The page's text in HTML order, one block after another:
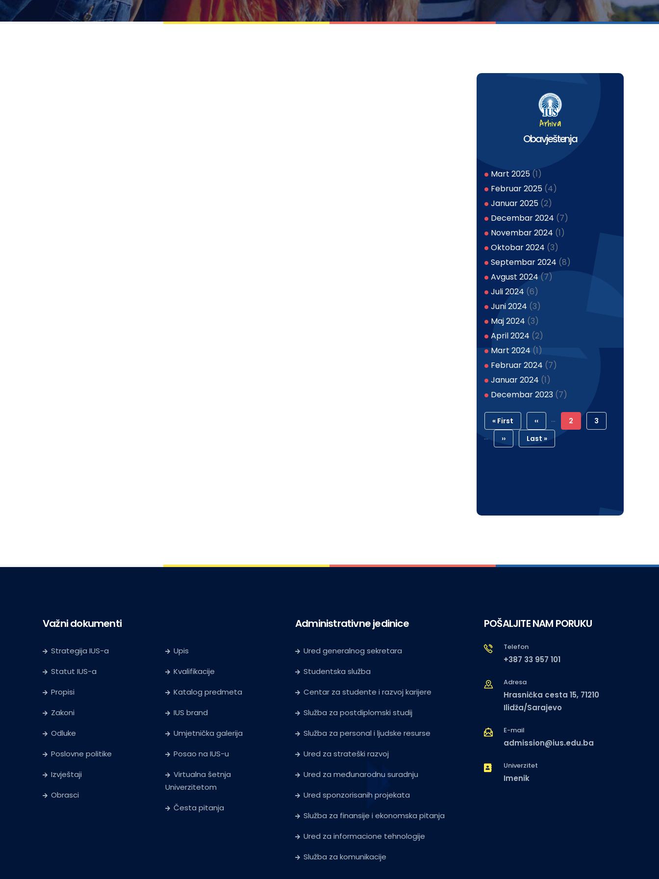
Arhiva
Obavještenja
Mart 2025 (1)
Februar 2025 (4)
Januar 2025 (2)
Decembar 2024 (7)
Novembar 2024 (1)
Oktobar 2024 (3)
Septembar 2024 (8)
Avgust 2024 (7)
Juli 2024 (6)
Juni 2024 (3)
Maj 2024 (3)
April 2024 (2)
Mart 2024 (1)
Februar 2024 (7)
Januar 2024 (1)
Decembar 2023 (7)
Pagination
First
Page
« First
Previous
Page
‹‹ …
Current
2 Strana
3
…
Next
››
Last
Last »
Važni dokumenti
Strategija IUS-a
Statut IUS-a
Propisi
Zakoni
Odluke
Poslovne politike
Izvještaji
Obrasci
Upis
Kvalifikacije
Katalog predmeta
IUS brand
Umjetnička galerija
Posao na IUS-u
Virtualna šetnja
Univerzitetom
Česta pitanja
Administrativne jedinice
Ured generalnog sekretara
Studentska služba
Centar za studente i razvoj karijere
Služba za postdiplomski studij
Služba za personal i ljudske resurse
Ured za strateški razvoj
Ured za međunarodnu suradnju
Ured sponzorisanih projekata
Služba za finansije i ekonomska pitanja
Ured za informacione tehnologije
Služba za komunikacije
POŠALJITE NAM PORUKU
Telefon
+387 33 957 101
Adresa
Hrasnička cesta 15, 71210
Ilidža/Sarajevo
E-mail
admission@ius.edu.ba
Univerzitet
Imenik